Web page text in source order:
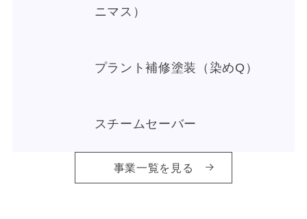
ニマス）
プラント補修塗装（染めQ）
スチームセーバー
事業一覧を見る